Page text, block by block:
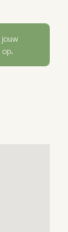
jouw